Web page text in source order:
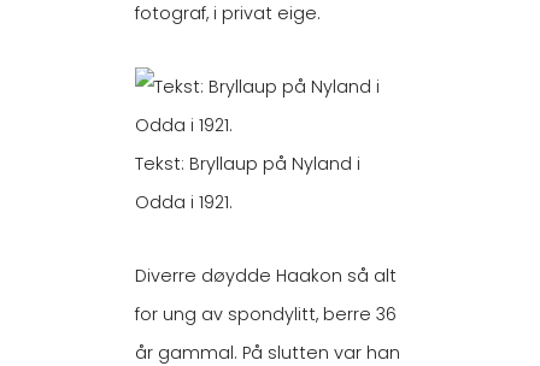
fotograf, i privat eige.
Tekst: Bryllaup på Nyland i
Odda i 1921.
Diverre døydde Haakon så alt
for ung av spondylitt, berre 36
år gammal. På slutten var han